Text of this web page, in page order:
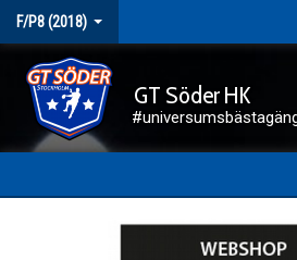
F/P8 (2018)
GT Söder HK